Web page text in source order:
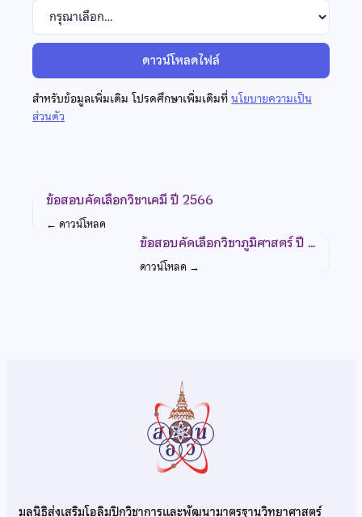
ดาวน์โหลดไฟล์
สำหรับข้อมูลเพิ่มเติม โปรดศึกษาเพิ่มเติมที่นโยบายความเป็น
ส่วนตัว
ข้อสอบคัดเลือกวิชาเคมี ปี 2566
← ดาวน์โหลด
ข้อสอบคัดเลือกวิชาภูมิศาสตร์ ปี …
ดาวน์โหลด →
มูลนิธิส่งเสริมโอลิมปิกวิชาการและพัฒนามาตรฐานวิทยาศาสตร์